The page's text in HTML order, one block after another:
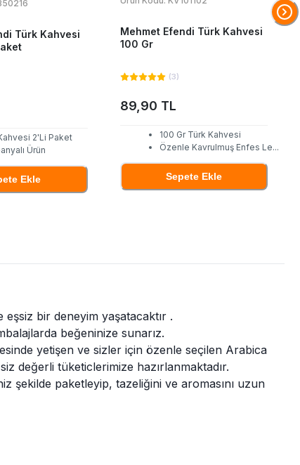
Türk Kahvesi
2'Li Paket
Ürün
Ekle
Mehmet Efendi Türk Kahvesi
100 Gr
(3)
89,90 TL
100 Gr Türk Kahvesi
Özenle Kavrulmuş Enfes Le...
Sepete Ekle
bir deneyim yaşatacaktır .
beğeninize sunarız.
yetişen ve sizler için özenle seçilen Arabica
değerli tüketiclerimize hazırlanmaktadır.
şekilde paketleyip, tazeliğini ve aromasını uzun